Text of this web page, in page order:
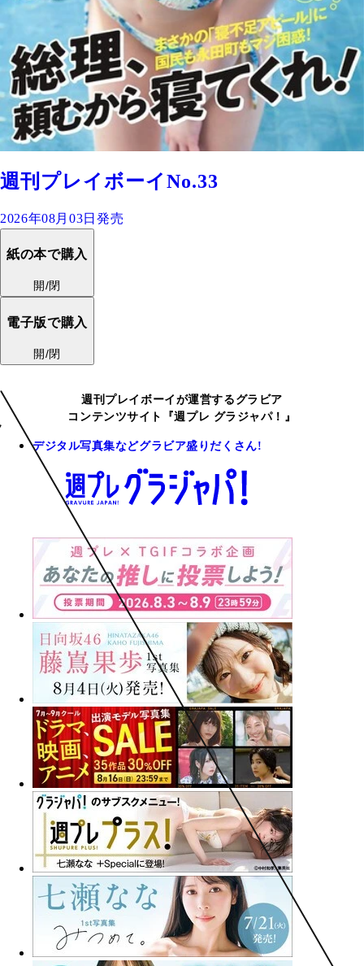
週刊プレイボーイNo.33
2026年08月03日発売
紙の本で購入
開/閉
電子版で購入
開/閉
週刊プレイボーイが運営するグラビア
コンテンツサイト『週プレ グラジャパ！』
デジタル写真集などグラビア盛りだくさん!